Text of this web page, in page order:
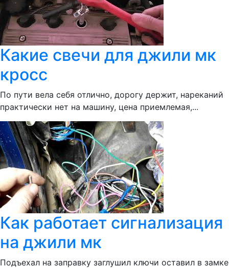
Какие свечи для джили мк
кросс
По пути вела себя отлично, дорогу держит, нареканий
практически нет на машину, цена приемлемая,...
Как работает сигнализация
на джили мк
Подъехал на заправку заглушил ключи оставил в замке